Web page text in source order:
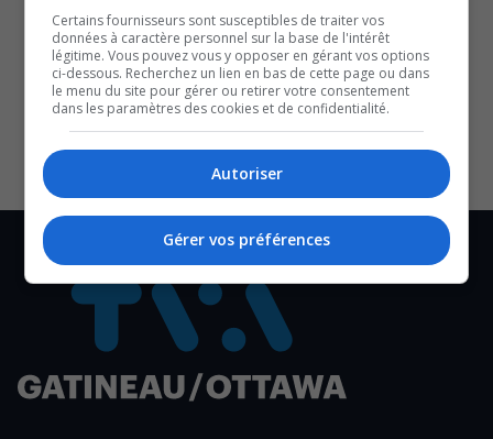
justice historique.
SOUTENIR NOS MÉDIAS, C’EST PROTÉGER NOTRE
CULTURE ET NOTRE ÉCONOMIE
Certains fournisseurs sont susceptibles de traiter vos
données à caractère personnel sur la base de l'intérêt
légitime. Vous pouvez vous y opposer en gérant vos options
ci-dessous. Recherchez un lien en bas de cette page ou dans
le menu du site pour gérer ou retirer votre consentement
dans les paramètres des cookies et de confidentialité.
Autoriser
Gérer vos préférences